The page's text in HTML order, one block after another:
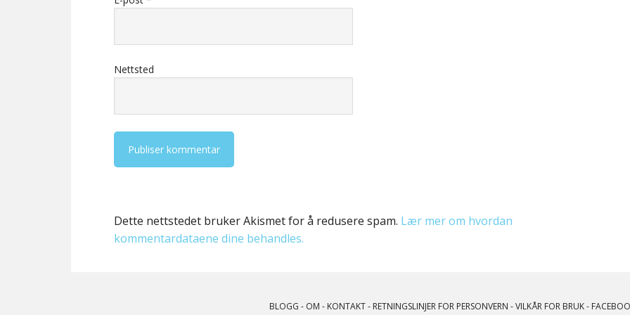
Nettsted
Dette nettstedet bruker Akismet for å redusere spam. Lær mer om hvordan
kommentardataene dine behandles.
BLOGG - OM - KONTAKT- RETNINGSLINJER FOR PERSONVERN -VILKÅR FOR BRUK-